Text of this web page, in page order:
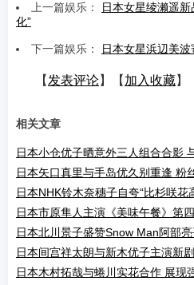
上一篇娱乐：
日本女星绫濑遥
化”
下一篇娱乐： 日本女星浜辺美
【 发表评论】【 加入收藏】
相关文章
日本小仓优子晒意外三人组合合影
日本矢口真里与手岛优久别重逢 粉
日本NHK铃木奈穗子自夸“比杉咲花
日本市原隼人主演《美味午餐》第
日本北川景子盛赞Snow Man阿部
日本间宫祥太朗与新木优子主演新
日本木村拓哉与蜷川实花合作 展现